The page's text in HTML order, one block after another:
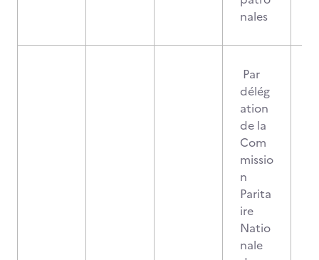
nales
Par
délég
ation
de la
Com
missio
n
Parita
ire
Natio
nale